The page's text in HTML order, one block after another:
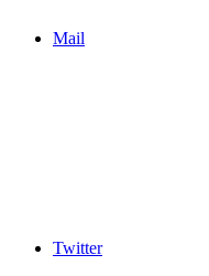
Mail
Twitter